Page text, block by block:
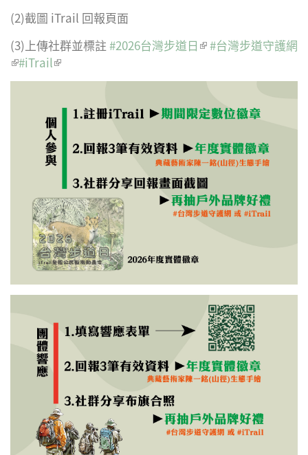
(2)截圖 iTrail 回報頁面
(3)上傳社群並標註 #2026台灣步道日 (link is external)
#台灣步道守護網
(link is external)
#iTrail(link is external)